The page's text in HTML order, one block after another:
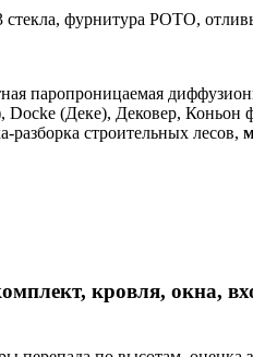
стекла, фурнитура РОТО,
паропроницаемая
(Деке), Дековер,
строительных лесов,
кровля, окна,